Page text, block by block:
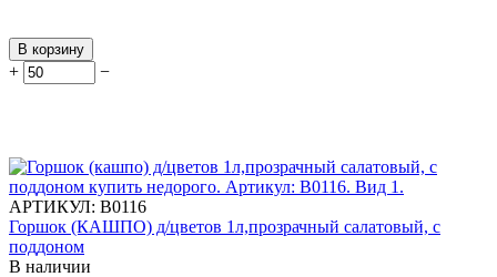
В корзину
+ −
АРТИКУЛ: В0116
Горшок (КАШПО) д/цветов 1л,прозрачный салатовый, с
поддоном
В наличии